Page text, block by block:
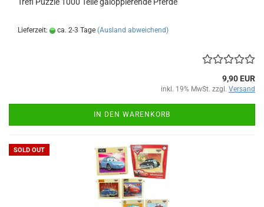
Lieferzeit: ca. 2-3 Tage (Ausland abweichend)
9,90 EUR
inkl. 19% MwSt. zzgl. Versand
IN DEN WARENKORB
SOLD OUT